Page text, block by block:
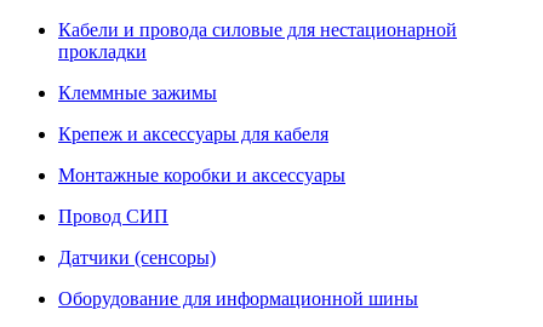
Кабели и провода силовые для нестационарной
прокладки
Клеммные зажимы
Крепеж и аксессуары для кабеля
Монтажные коробки и аксессуары
Провод СИП
Датчики (сенсоры)
Оборудование для информационной шины